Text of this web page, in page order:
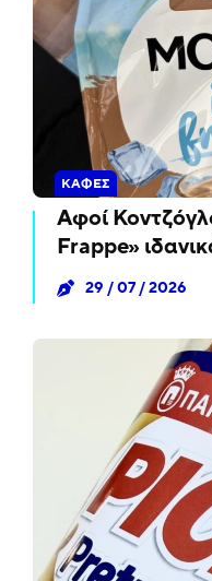
ΚΑΦΈΣ
Αφοί
Frappe»
29 / 07 / 2026